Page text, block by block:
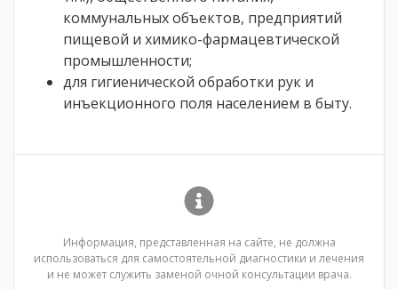
коммунальных объектов, предприятий
пищевой и химико-фармацевтической
промышленности;
для гигиенической обработки рук и
инъекционного поля населением в быту.
Информация, представленная на сайте, не должна
использоваться для самостоятельной диагностики и лечения
и не может служить заменой очной консультации врача.